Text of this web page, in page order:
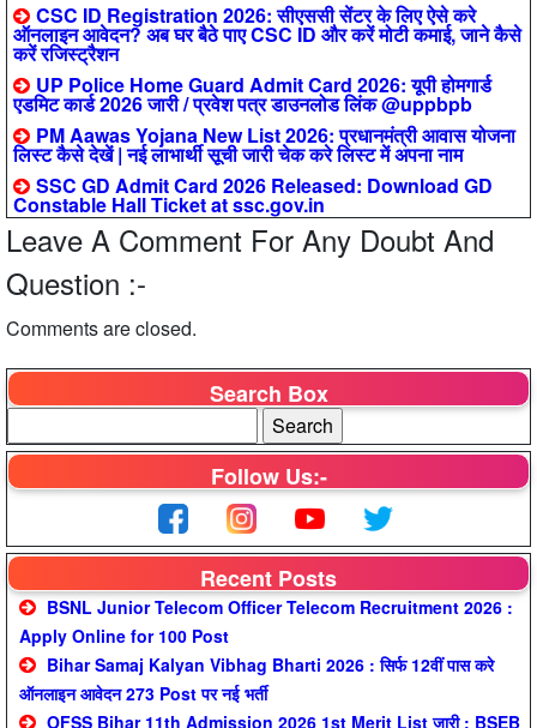
CSC ID Registration 2026: सीएससी सेंटर के लिए ऐसे करे
ऑनलाइन आवेदन? अब घर बैठे पाए CSC ID और करें मोटी कमाई, जाने कैसे
करें रजिस्ट्रैशन
UP Police Home Guard Admit Card 2026: यूपी होमगार्ड
एडमिट कार्ड 2026 जारी / प्रवेश पत्र डाउनलोड लिंक @uppbpb
PM Aawas Yojana New List 2026: प्रधानमंत्री आवास योजना
लिस्ट कैसे देखें | नई लाभार्थी सूची जारी चेक करे लिस्ट में अपना नाम
SSC GD Admit Card 2026 Released: Download GD
Constable Hall Ticket at ssc.gov.in
Leave A Comment For Any Doubt And
Question :-
Comments are closed.
Search Box
Follow Us:-
Recent Posts
BSNL Junior Telecom Officer Telecom Recruitment 2026 :
Apply Online for 100 Post
Bihar Samaj Kalyan Vibhag Bharti 2026 : सिर्फ 12वीं पास करे
ऑनलाइन आवेदन 273 Post पर नई भर्ती
OFSS Bihar 11th Admission 2026 1st Merit List जारी : BSEB